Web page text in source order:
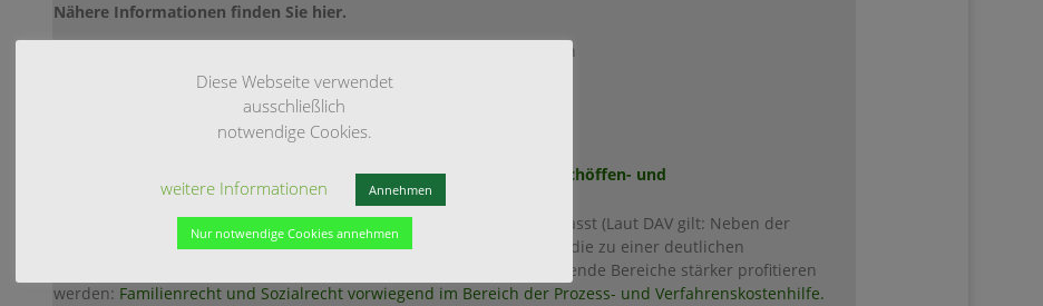
Nähere Informationen finden Sie hier.
In Stichworten handelt es sich u.a. um folgende wichtige Änderungen
Arbeitsunfähigkeitsbescheinigung (AU)
Gerichtsgebühren, Sachverständigen- und Dolmetscherhonorare, Schöffen- und
Zeugenentschädigungenwerden angepasst
Rechtsanwaltsvergütungsgesetz wird nach 7 Jahren erstmals angepasst (Laut DAV gilt: Neben der
Anhebung der Gebühren um 10% erfolgen strukturelle Änderungen, die zu einer deutlichen
Veränderung führen. Vor allem wird angenommen, dass hiervon folgende Bereiche stärker profitieren
werden: Familienrecht und Sozialrecht vorwiegend im Bereich der Prozess- und Verfahrenskostenhilfe.
Diese Webseite verwendet
ausschließlich
notwendige Cookies.
weitere Informationen Annehmen
Nur notwendige Cookies annehmen